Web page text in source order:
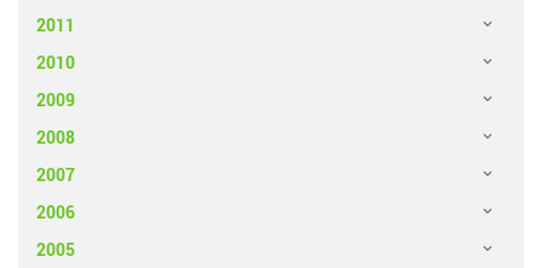
2011
2010
2009
2008
2007
2006
2005